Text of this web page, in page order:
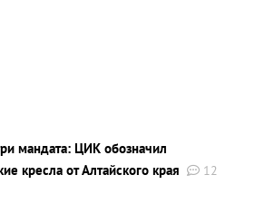
мандата: ЦИК обозначил
кресла от Алтайского края
12